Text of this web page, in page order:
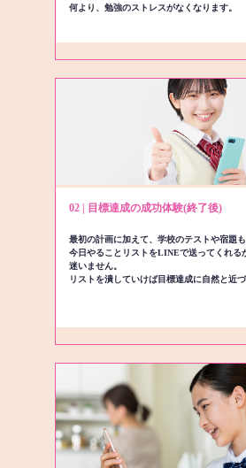
何より、勉強のストレスがなくなります。
02 | 目標達成の成功体験(終了後)
最初の計画に加えて、学校のテストや宿題
今日やることリストをLINEで送ってくれる
迷いません。
リストを潰していけば目標達成に自然と近づ